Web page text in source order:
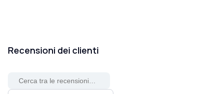
Recensioni dei clienti